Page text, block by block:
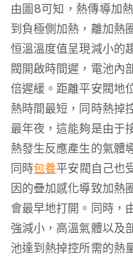
由圖8可知，熱傳導加
到負極側加熱，離加熱
恒溫溫度值呈現減小的
閥開啟時間遲，電池內
倍遲緩。距離平安閥地
熱時間最短，同時熱掉
最年夜，這能夠是由于
熱發生反應產生的氣體
同時包養平安閥自己也
因的疊加感化導致加熱
會最早地打開。同時，
強減小，高溫氣體以及
池達到熱掉控所需的熱